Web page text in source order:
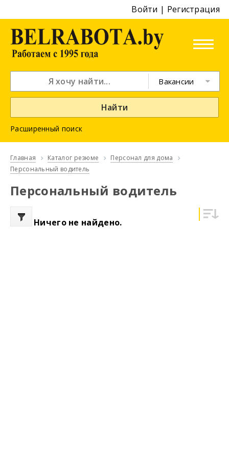
Войти | Регистрация
Вакансии
Найти
Расширенный поиск
Главная Каталог резюме
Персонал для дома
Персональный водитель
Персональный водитель
Ничего не найдено.